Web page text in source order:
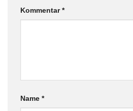
Kommentar*
Name *